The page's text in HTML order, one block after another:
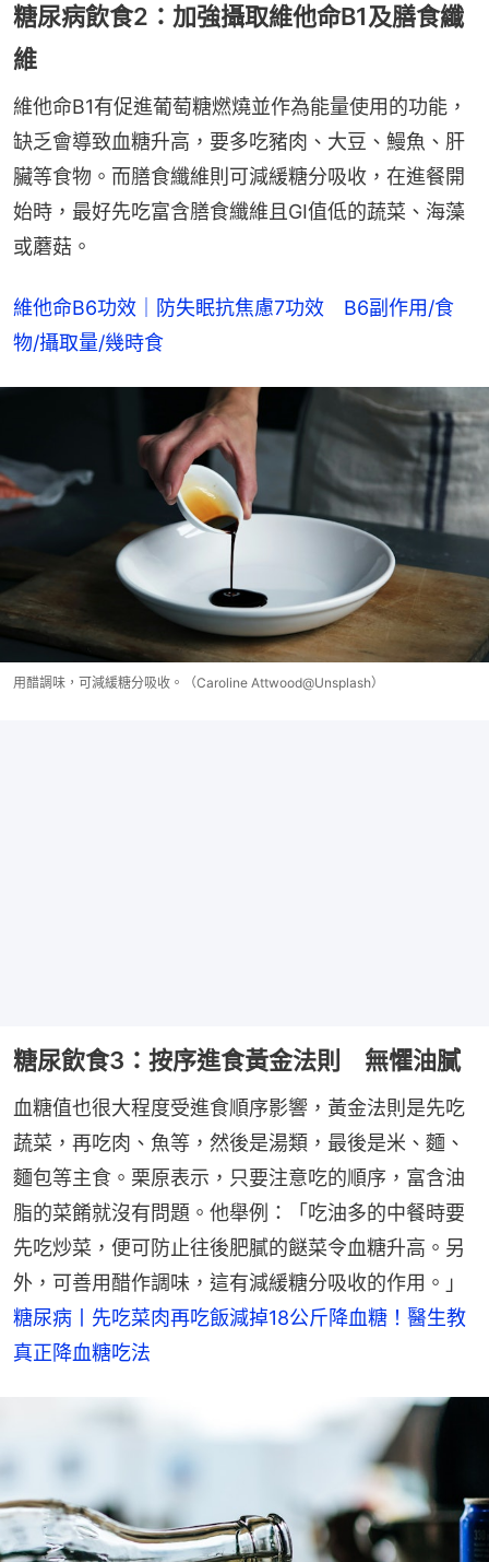
糖尿病飲食2：加強攝取維他命B1及膳食纖
維
維他命B1有促進葡萄糖燃燒並作為能量使用的功能，
缺乏會導致血糖升高，要多吃豬肉、大豆、鰻魚、肝
臟等食物。而膳食纖維則可減緩糖分吸收，在進餐開
始時，最好先吃富含膳食纖維且GI值低的蔬菜、海藻
或蘑菇。
維他命B6功效｜防失眠抗焦慮7功效　B6副作用/食
物/攝取量/幾時食
用醋調味，可減緩糖分吸收。（Caroline Attwood@Unsplash）
糖尿飲食3：按序進食黃金法則 無懼油膩
血糖值也很大程度受進食順序影響，黃金法則是先吃
蔬菜，再吃肉、魚等，然後是湯類，最後是米、麵、
麵包等主食。栗原表示，只要注意吃的順序，富含油
脂的菜餚就沒有問題。他舉例：「吃油多的中餐時要
先吃炒菜，便可防止往後肥膩的餸菜令血糖升高。另
外，可善用醋作調味，這有減緩糖分吸收的作用。」
糖尿病丨先吃菜肉再吃飯減掉18公斤降血糖！醫生教
真正降血糖吃法